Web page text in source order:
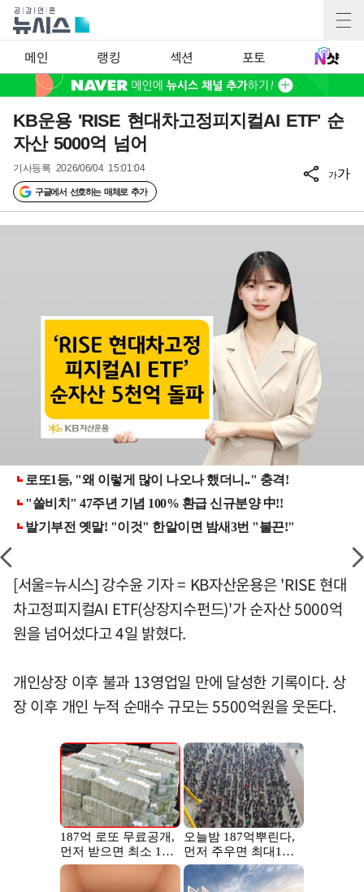
메인 랭킹 섹션 포토
KB운용 'RISE 현대차고정피지컬AI ETF' 순
자산 5000억 넘어
기사등록 2026/06/04 15:01:04
구글에서 선호하는 매체로 추가
가가
[서울=뉴시스] 강수윤 기자 = KB자산운용은 'RISE 현대
차고정피지컬AI ETF(상장지수펀드)'가 순자산 5000억
원을 넘어섰다고 4일 밝혔다.
개인상장 이후 불과 13영업일 만에 달성한 기록이다. 상
장 이후 개인 누적 순매수 규모는 5500억원을 웃돈다.